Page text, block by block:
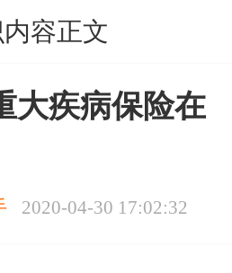
容正文
大疾病保险在
2020-04-30 17:02:32